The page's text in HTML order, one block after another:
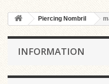
Piercing Nombril
INFORMATION